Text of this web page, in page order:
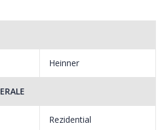
Heinner
Rezidential